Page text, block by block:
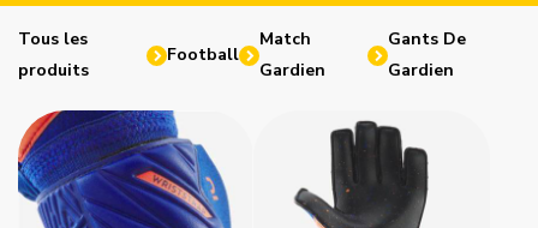
Tous les
produits
Football
Match
Gardien
Gants De
Gardien